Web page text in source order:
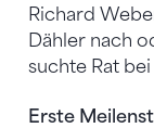
Richard
Dähler nach
suchte Rat
Erste